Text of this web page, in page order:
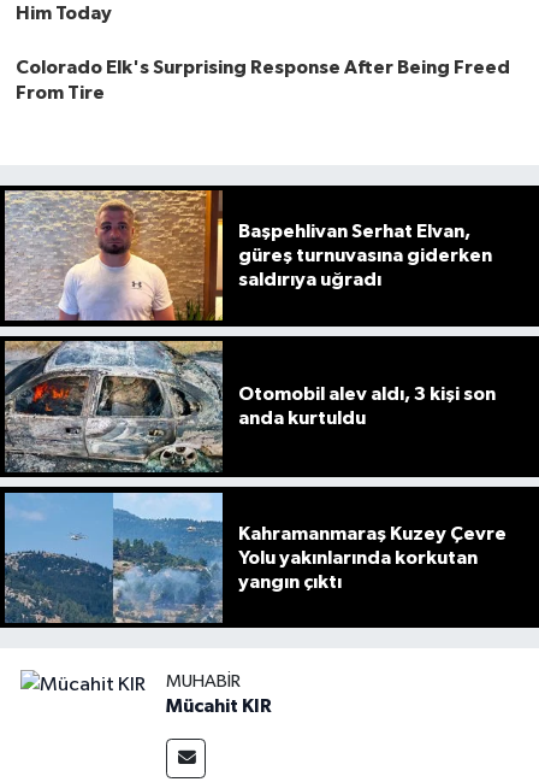
Başpehlivan Serhat Elvan,
güreş turnuvasına giderken
saldırıya uğradı
Otomobil alev aldı, 3 kişi son
anda kurtuldu
Kahramanmaraş Kuzey Çevre
Yolu yakınlarında korkutan
yangın çıktı
MUHABIR
Mücahit KIR